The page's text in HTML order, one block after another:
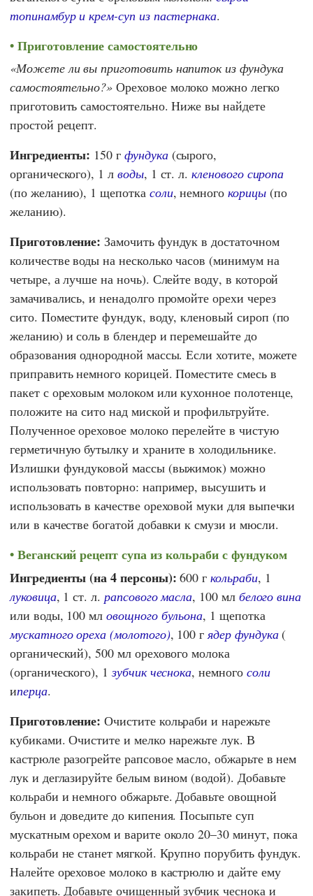
топинамбур и крем-суп из пастернака.
Приготовление самостоятельно
Можете ли вы приготовить напиток из фундука
самостоятельно? Ореховое молоко можно легко
приготовить самостоятельно. Ниже вы найдете
простой рецепт.
Ингредиенты: 150 г фундука(сырого,
органического), 1 л воды, 1 ст. л.кленового сиропа
(по желанию), 1 щепотка соли, немного корицы(по
желанию).
Приготовление: Замочить фундук в достаточном
количестве воды на несколько часов (минимум на
четыре, а лучше на ночь). Слейте воду, в которой
замачивались, и ненадолго промойте орехи через
сито. Поместите фундук, воду, кленовый сироп (по
желанию) и соль в блендер и перемешайте до
образования однородной массы. Если хотите, можете
приправить немного корицей. Поместите смесь в
пакет с ореховым молоком или кухонное полотенце,
положите на сито над миской и профильтруйте.
Полученное ореховое молоко перелейте в чистую
герметичную бутылку и храните в холодильнике.
Излишки фундуковой массы (выжимок) можно
использовать повторно: например, высушить и
использовать в качестве ореховой муки для выпечки
или в качестве богатой добавки к смузи и мюсли.
Веганский рецепт супа из кольраби с фундуком
Ингредиенты (на 4 персоны): 600 гкольраби, 1
луковица, 1 ст. л. рапсового масла, 100 мл белого вина
или воды, 100 мловощного бульона, 1 щепотка
мускатного ореха (молотого), 100 г ядер фундука(
органический), 500 мл орехового молока
(органического), 1зубчик чеснока, немного соли
иперца.
Приготовление: Очистите кольраби и нарежьте
кубиками. Очистите и мелко нарежьте лук. В
кастрюле разогрейте рапсовое масло, обжарьте в нем
лук и деглазируйте белым вином (водой). Добавьте
кольраби и немного обжарьте. Добавьте овощной
бульон и доведите до кипения. Посыпьте суп
мускатным орехом и варите около 20–30 минут, пока
кольраби не станет мягкой. Крупно порубить фундук.
Налейте ореховое молоко в кастрюлю и дайте ему
закипеть. Добавьте очищенный зубчик чеснока и